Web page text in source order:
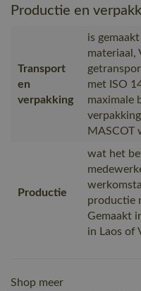
Productie en
Transport
en
verpakking
is
materiaal,
met ISO
maximale
MASCOT
Productie
wat het
productie
Gemaakt
in Laos of
Shop meer